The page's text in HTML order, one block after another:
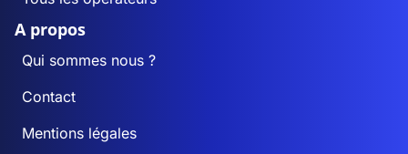
A propos
Qui sommes nous ?
Contact
Mentions légales